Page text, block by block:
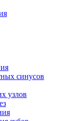
синусов
узлов